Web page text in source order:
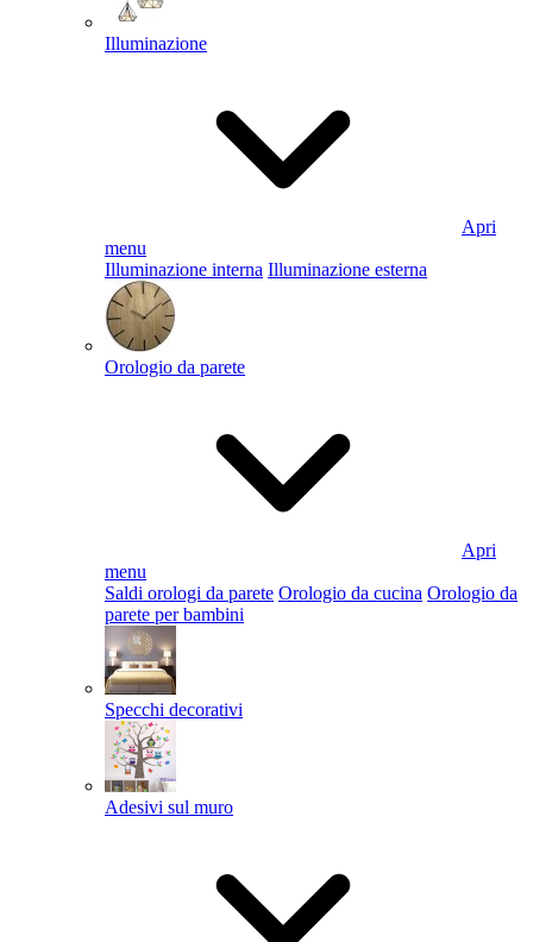
Illuminazione
Apri
menu
Illuminazione interna Illuminazione esterna
Orologio da parete
Apri
menu
Saldi orologi da parete Orologio da cucina Orologio da
parete per bambini
Specchi decorativi
Adesivi sul muro